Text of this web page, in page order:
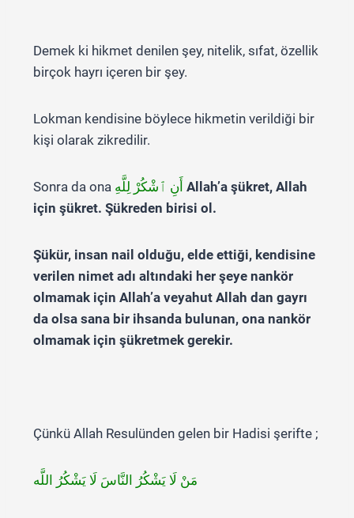
Demek ki hikmet denilen şey, nitelik, sıfat, özellik
birçok hayrı içeren bir şey.
Lokman kendisine böylece hikmetin verildiği bir
kişi olarak zikredilir.
Sonra da ona أَنِ ٱشْكُرْ لِلَّهِ Allah’a şükret, Allah
için şükret. Şükreden birisi ol.
Şükür, insan nail olduğu, elde ettiği, kendisine
verilen nimet adı altındaki her şeye nankör
olmamak için Allah’a veyahut Allah dan gayrı
da olsa sana bir ihsanda bulunan, ona nankör
olmamak için şükretmek gerekir.
Çünkü Allah Resulünden gelen bir Hadisi şerifte ;
مَنْ لَا يَشْكُرُ النَّاسَ لَا يَشْكُرُ اللَّه